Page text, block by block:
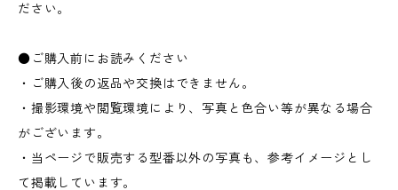
ださい。
●ご購入前にお読みください
・ご購入後の返品や交換はできません。
・撮影環境や閲覧環境により、写真と色合い等が異なる場合
がございます。
・当ページで販売する型番以外の写真も、参考イメージとし
て掲載しています。